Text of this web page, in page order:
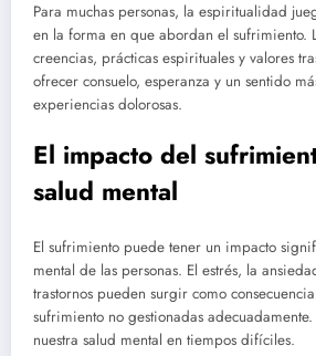
Para muchas personas, la espiritualidad
en la forma en que abordan el sufrimiento.
creencias, prácticas espirituales y valores
ofrecer consuelo, esperanza y un sentido
experiencias dolorosas.
El impacto del
salud mental
El sufrimiento puede tener un impacto
mental de las personas. El estrés, la
trastornos pueden surgir como
sufrimiento no gestionadas
nuestra salud mental en tiempos difíciles.